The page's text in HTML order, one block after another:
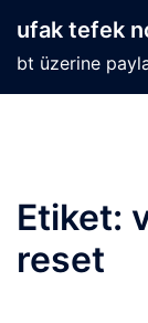
atlaufak tefek
bt üzerine
Etiket:
reset